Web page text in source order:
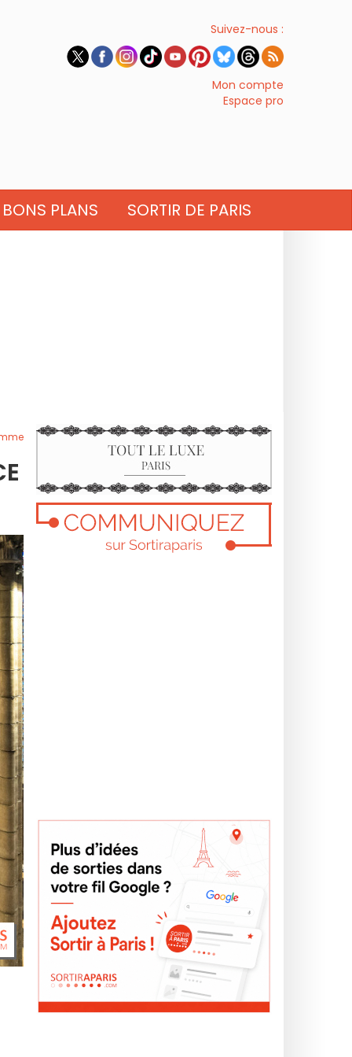
Suivez-nous :
Mon compte
Espace pro
BONS PLANS SORTIR DE PARIS